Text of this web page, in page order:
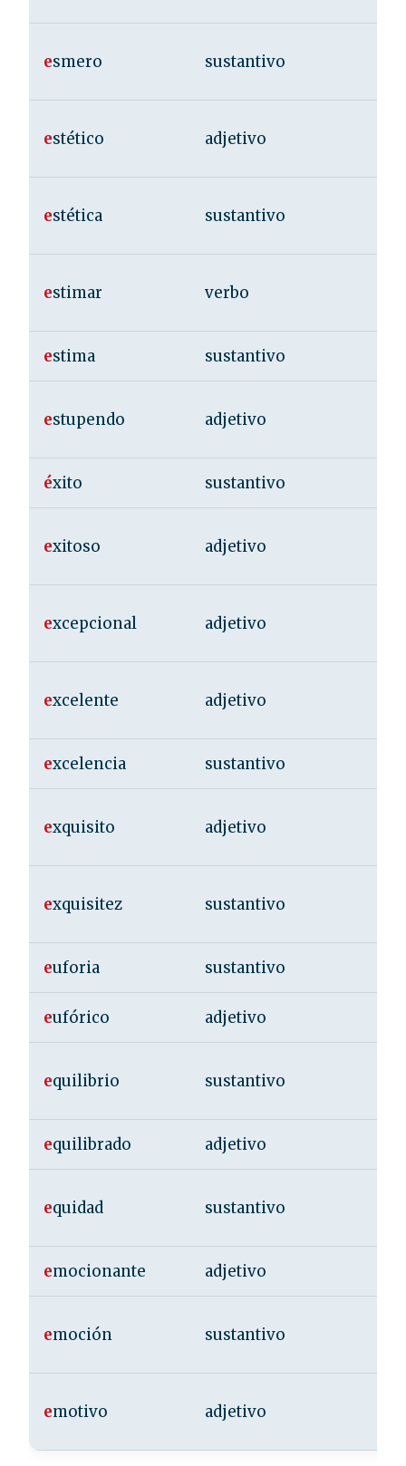
esmero sustantivo
estético adjetivo
estética sustantivo
estimar verbo
estima sustantivo
estupendo adjetivo
éxito sustantivo
exitoso adjetivo
excepcional adjetivo
excelente adjetivo
excelencia sustantivo
exquisito adjetivo
exquisitez sustantivo
euforia sustantivo
eufórico adjetivo
equilibrio sustantivo
equilibrado adjetivo
equidad sustantivo
emocionante adjetivo
emoción sustantivo
emotivo adjetivo